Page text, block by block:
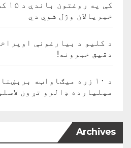
خبریالان وژل شوي دي
د کلیو د بیارغونې
دقیق خبرونه!
میلیارده ډالرو تړون
Archives